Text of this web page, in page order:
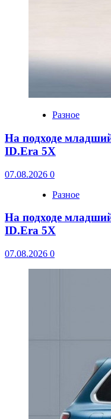
Разное
На подходе
ID.Era 5X
07.08.2026 0
Разное
На подходе
ID.Era 5X
07.08.2026 0